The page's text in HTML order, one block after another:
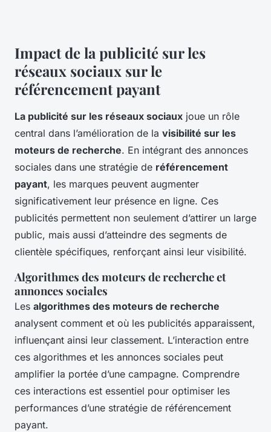
Impact de la publicité sur les
réseaux sociaux sur le
référencement payant
La publicité sur les réseaux sociaux joue un rôle
central dans l’amélioration de la visibilité sur les
moteurs de recherche. En intégrant des annonces
sociales dans une stratégie de référencement
payant, les marques peuvent augmenter
significativement leur présence en ligne. Ces
publicités permettent non seulement d’attirer un large
public, mais aussi d’atteindre des segments de
clientèle spécifiques, renforçant ainsi leur visibilité.
Algorithmes des moteurs de recherche et
annonces sociales
Les algorithmes des moteurs de recherche
analysent comment et où les publicités apparaissent,
influençant ainsi leur classement. L’interaction entre
ces algorithmes et les annonces sociales peut
amplifier la portée d’une campagne. Comprendre
ces interactions est essentiel pour optimiser les
performances d’une stratégie de référencement
payant.